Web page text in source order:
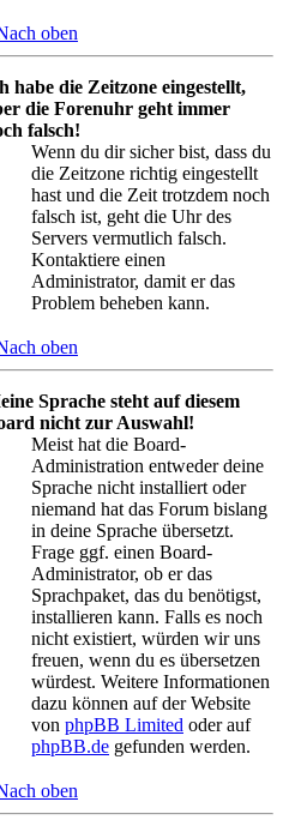
oben
habe die Zeitzone eingestellt,
die Forenuhr geht immer
falsch!
Wenn du dir sicher bist, dass du
die Zeitzone richtig eingestellt
hast und die Zeit trotzdem noch
falsch ist, geht die Uhr des
Servers vermutlich falsch.
Kontaktiere einen
Administrator, damit er das
Problem beheben kann.
oben
Sprache steht auf diesem
nicht zur Auswahl!
Meist hat die Board-
Administration entweder deine
Sprache nicht installiert oder
niemand hat das Forum bislang
in deine Sprache übersetzt.
Frage ggf. einen Board-
Administrator, ob er das
Sprachpaket, das du benötigst,
installieren kann. Falls es noch
nicht existiert, würden wir uns
freuen, wenn du es übersetzen
würdest. Weitere Informationen
dazu können auf der Website
von phpBB Limited oder auf
phpBB.de gefunden werden.
oben